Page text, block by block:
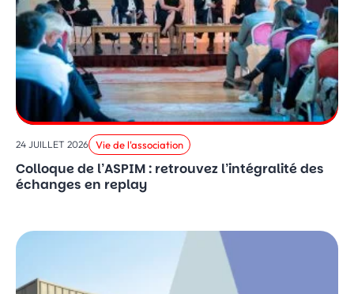
24 JUILLET 2026 Vie de l'association
Colloque de l’ASPIM : retrouvez l’intégralité des
échanges en replay